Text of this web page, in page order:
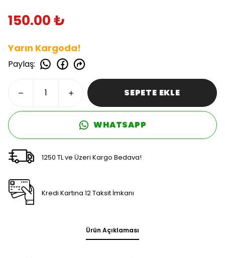
150.00 ₺
Yarın Kargoda!
Paylaş:
SEPETE EKLE
WHATSAPP
1250 TL ve Üzeri Kargo Bedava!
Kredi Kartına 12 Taksit İmkanı
Ürün Açıklaması